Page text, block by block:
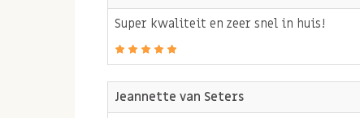
Super kwaliteit en zeer snel in huis!
Jeannette van Seters